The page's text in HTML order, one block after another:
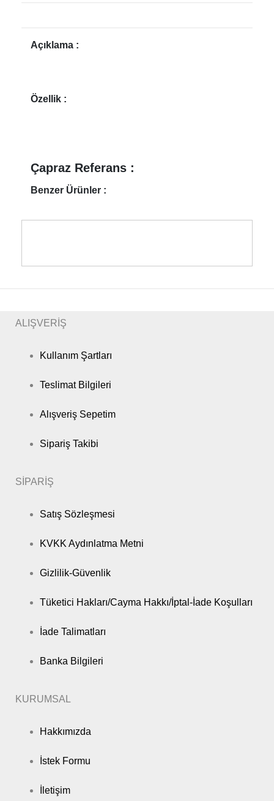
Açıklama :
Özellik :
Çapraz Referans :
Benzer Ürünler :
ALIŞVERİŞ
Kullanım Şartları
Teslimat Bilgileri
Alışveriş Sepetim
Sipariş Takibi
SİPARİŞ
Satış Sözleşmesi
KVKK Aydınlatma Metni
Gizlilik-Güvenlik
Tüketici Hakları/Cayma Hakkı/İptal-İade Koşulları
İade Talimatları
Banka Bilgileri
KURUMSAL
Hakkımızda
İstek Formu
İletişim